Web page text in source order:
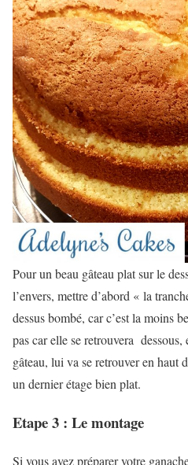
Pour un beau gâteau plat sur le
l’envers, mettre d’abord « la
dessus bombé, car c’est la moins
pas car elle se retrouvera
gâteau, lui va se retrouver en haut
un dernier étage bien plat.
Etape 3 : Le montage
Si vous avez préparer votre